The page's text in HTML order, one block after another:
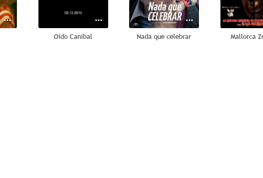
Oído Caníbal Nada que celebrar Mallorca